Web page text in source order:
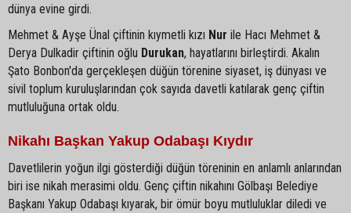
dünya evine girdi.
Mehmet & Ayşe Ünal çiftinin kıymetli kızı Nur ile Hacı Mehmet &
Derya Dulkadir çiftinin oğlu Durukan, hayatlarını birleştirdi. Akalın
Şato Bonbon'da gerçekleşen düğün törenine siyaset, iş dünyası ve
sivil toplum kuruluşlarından çok sayıda davetli katılarak genç çiftin
mutluluğuna ortak oldu.
Nikahı Başkan Yakup Odabaşı Kıydır
Davetlilerin yoğun ilgi gösterdiği düğün töreninin en anlamlı anlarından
biri ise nikah merasimi oldu. Genç çiftin nikahını Gölbaşı Belediye
Başkanı Yakup Odabaşı kıyarak, bir ömür boyu mutluluklar diledi ve